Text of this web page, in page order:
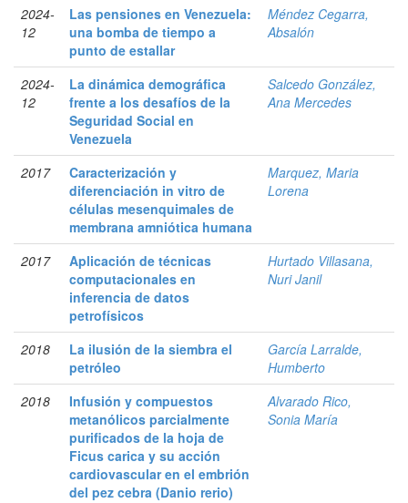
2024-
12
Las pensiones en Venezuela:
una bomba de tiempo a
punto de estallar
Méndez Cegarra,
Absalón
2024-
12
La dinámica demográfica
frente a los desafíos de la
Seguridad Social en
Venezuela
Salcedo González,
Ana Mercedes
2017
Caracterización y
diferenciación in vitro de
células mesenquimales de
membrana amniótica humana
Marquez, Maria
Lorena
2017
Aplicación de técnicas
computacionales en
inferencia de datos
petrofísicos
Hurtado Villasana,
Nuri Janil
2018
La ilusión de la siembra el
petróleo
García Larralde,
Humberto
2018
Infusión y compuestos
metanólicos parcialmente
purificados de la hoja de
Ficus carica y su acción
cardiovascular en el embrión
del pez cebra (Danio rerio)
Alvarado Rico,
Sonia María